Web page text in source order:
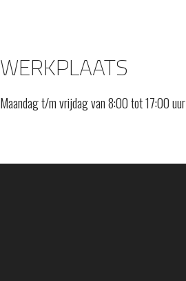
WERKPLAATS
Maandag t/m vrijdag van 8:00 tot 17:00 uur